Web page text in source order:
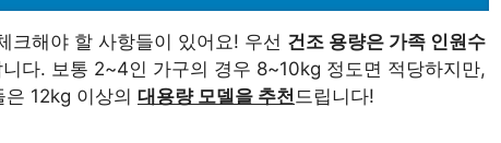
크해야 할 사항들이 있어요! 우선 건조 용량은 가족 인원수
다. 보통 2~4인 가구의 경우 8~10kg 정도면 적당하지만,
12kg 이상의 대용량 모델을 추천드립니다!